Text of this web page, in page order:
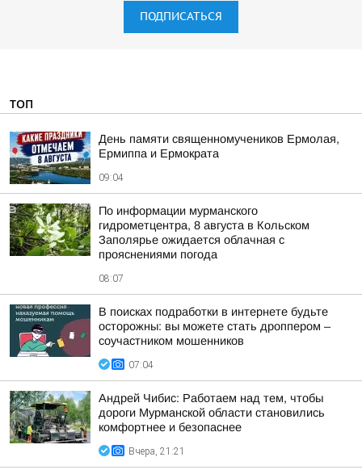
ПОДПИСАТЬСЯ
ТОП
День памяти священномучеников Ермолая,
Ермиппа и Ермократа
09:04
По информации мурманского
гидрометцентра, 8 августа в Кольском
Заполярье ожидается облачная с
прояснениями погода
08:07
В поисках подработки в интернете будьте
осторожны: вы можете стать дроппером –
соучастником мошенников
07:04
Андрей Чибис: Работаем над тем, чтобы
дороги Мурманской области становились
комфортнее и безопаснее
Вчера, 21:21